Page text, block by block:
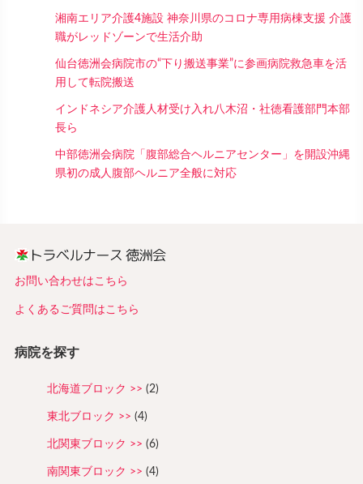
湘南エリア介護4施設 神奈川県のコロナ専用病棟支援 介護
職がレッドゾーンで生活介助
仙台徳洲会病院市の“下り搬送事業”に参画病院救急車を活
用して転院搬送
インドネシア介護人材受け入れ八木沼・社徳看護部門本部
長ら
中部徳洲会病院「腹部総合ヘルニアセンター」を開設沖縄
県初の成人腹部ヘルニア全般に対応
お問い合わせはこちら
よくあるご質問はこちら
病院を探す
北海道ブロック (2)
東北ブロック (4)
北関東ブロック (6)
南関東ブロック (4)